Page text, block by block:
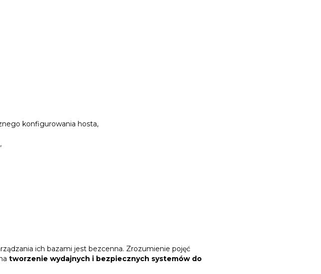
konfigurowania hosta,
ich bazami jest bezcenna. Zrozumienie pojęć
tworzenie wydajnych i bezpiecznych systemów do